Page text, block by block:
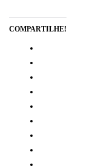
COMPARTILHE!